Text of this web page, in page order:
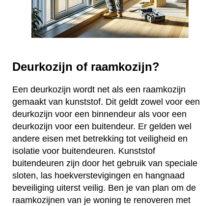
Deurkozijn of raamkozijn?
Een deurkozijn wordt net als een raamkozijn
gemaakt van kunststof. Dit geldt zowel voor een
deurkozijn voor een binnendeur als voor een
deurkozijn voor een buitendeur. Er gelden wel
andere eisen met betrekking tot veiligheid en
isolatie voor buitendeuren. Kunststof
buitendeuren zijn door het gebruik van speciale
sloten, las hoekverstevigingen en hangnaad
beveiliging uiterst veilig. Ben je van plan om de
raamkozijnen van je woning te renoveren met